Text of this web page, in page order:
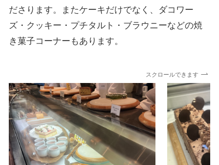
ださります。またケーキだけでなく、ダコワー
ズ・クッキー・プチタルト・ブラウニーなどの焼
き菓子コーナーもあります。
スクロールできます